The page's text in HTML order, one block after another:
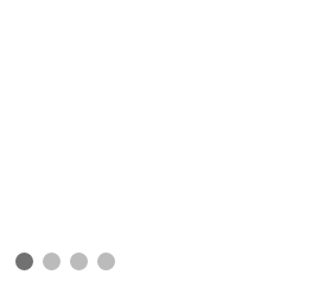
देव साय के निर्देश